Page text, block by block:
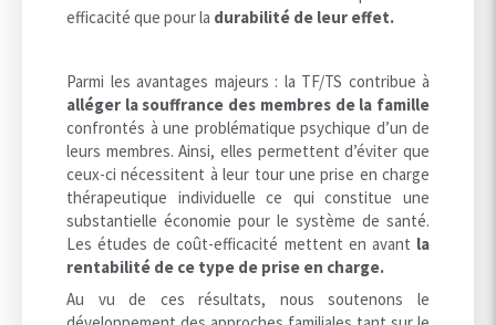
efficacité que pour la durabilité de leur effet.
Parmi les avantages majeurs : la TF/TS contribue à
alléger la souffrance des membres de la famille
confrontés à une problématique psychique d’un de
leurs membres. Ainsi, elles permettent d’éviter que
ceux-ci nécessitent à leur tour une prise en charge
thérapeutique individuelle ce qui constitue une
substantielle économie pour le système de santé.
Les études de coût-efficacité mettent en avant la
rentabilité de ce type de prise en charge.
Au vu de ces résultats, nous soutenons le